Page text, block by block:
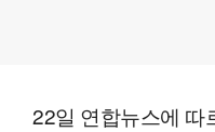
22일 연합뉴스에 따